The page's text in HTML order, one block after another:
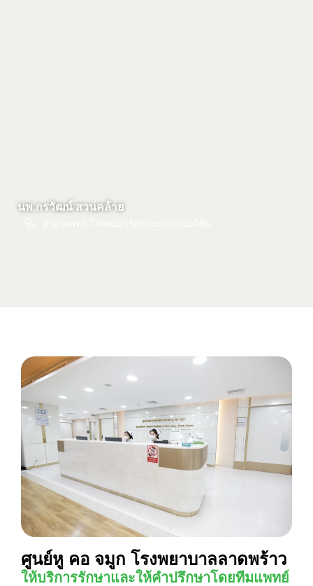
นพ.กรวัฒน์ สวนคล้าย
ศูนย์หู คอ จมูก โรงพยาบาลลาดพร้าว
ให้บริการรักษาและให้คำปรึกษาโดยทีมแพทย์